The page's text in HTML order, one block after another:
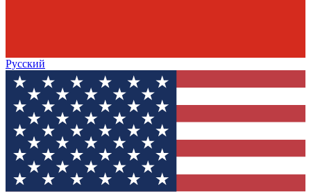
Русский